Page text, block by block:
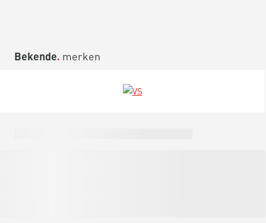
Bekende merken